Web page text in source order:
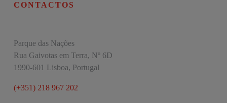
CONTACTOS
Parque das Nações
Rua Gaivotas em Terra, Nº 6D
1990-601 Lisboa, Portugal
(+351) 218 967 202